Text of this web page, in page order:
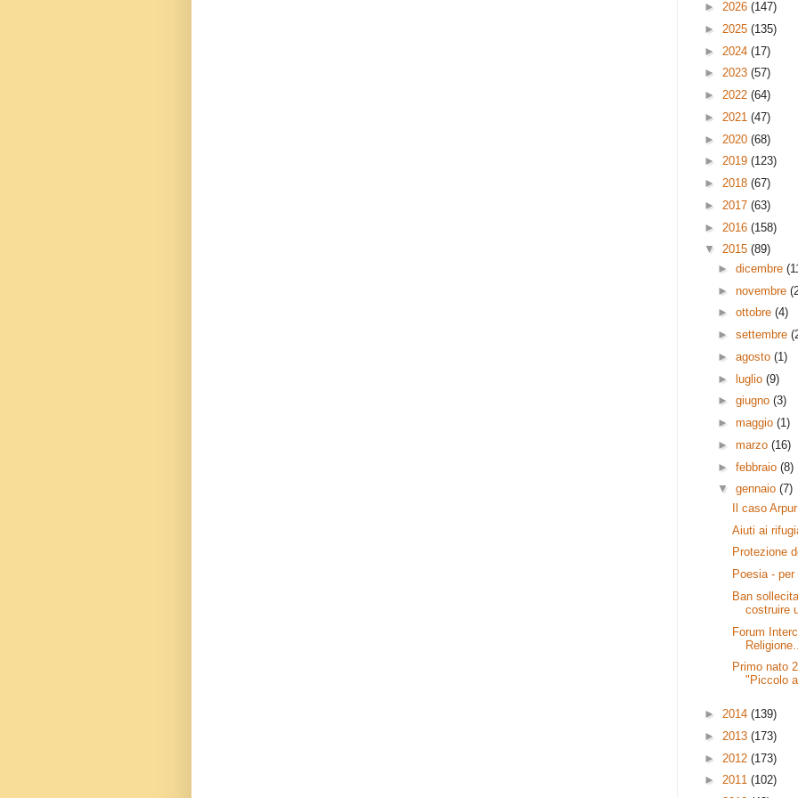
► 2026 (147)
► 2025 (135)
► 2024 (17)
► 2023 (57)
► 2022 (64)
► 2021 (47)
► 2020 (68)
► 2019 (123)
► 2018 (67)
► 2017 (63)
► 2016 (158)
▼ 2015 (89)
►dicembre
►novembre
►ottobre(4)
►settembre
►agosto(1)
►luglio(9)
►giugno(3)
►maggio(1)
►marzo(16)
►febbraio(8)
▼gennaio(7)
Il caso Arpur
Aiuti ai
Protezione
Poesia -
Ban
costruire
Forum
Religione...
Primo nato
"Piccolo
► 2014 (139)
► 2013 (173)
► 2012 (173)
► 2011 (102)